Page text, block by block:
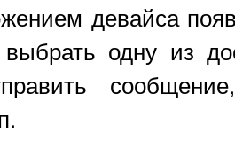
девайса
одну из